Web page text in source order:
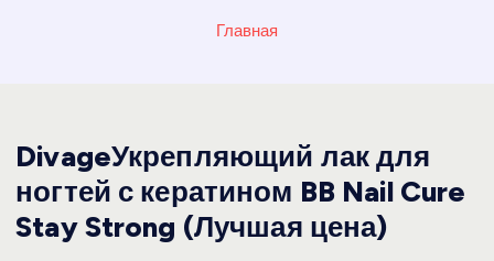
Главная
DivageУкрепляющий лак для
ногтей с кератином BB Nail Cure
Stay Strong (Лучшая цена)